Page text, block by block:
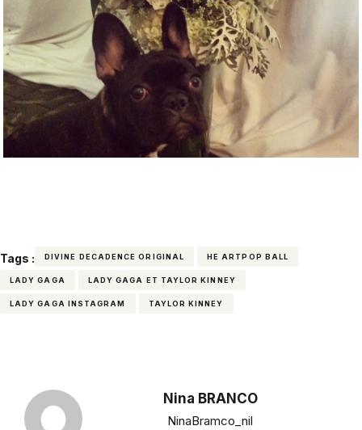
Tags : DIVINE DECADENCE ORIGINAL HE ARTPOP BALL
LADY GAGA LADY GAGA ET TAYLOR KINNEY
LADY GAGA INSTAGRAM TAYLOR KINNEY
Nina BRANCO
NinaBramco_nil